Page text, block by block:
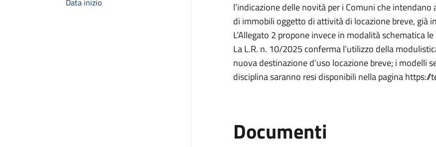
Data inizio
l’indicazione delle novità per i Comuni che
di immobili oggetto di attività di locazione breve, già
L’Allegato 2 propone invece in modalità schematica
La L.R. n. 10/2025 conferma l’utilizzo della
nuova destinazione d’uso locazione breve; i modelli
disciplina saranno resi disponibili nella pagina
Documenti